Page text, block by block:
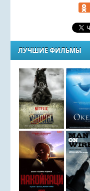
ЛУЧШИЕ ФИЛЬМЫ